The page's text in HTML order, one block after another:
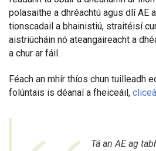
polasaithe a dhréachtú agus dlí AE
tionscadail a bhainistiú, straitéisí
aistriúcháin nó ateangaireacht a
a chur ar fáil.
Féach an mhír thíos chun tuilleadh
folúntais is déanaí a fheiceáil,
Tá an AE ag